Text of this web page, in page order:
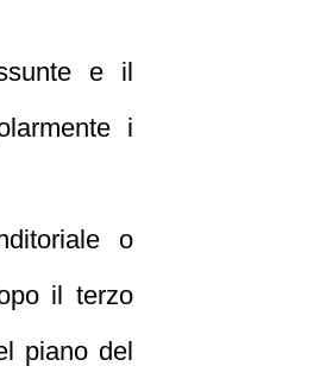
e il
i
o
il terzo
piano del